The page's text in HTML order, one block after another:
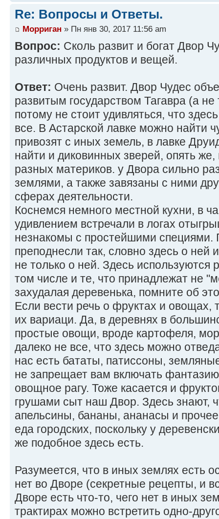
Re: Вопросы и Ответы.
Морриган » Пн янв 30, 2017 11:56 am
Вопрос: Сколь развит и богат Двор
различных продуктов и вещей.
Ответ: Очень развит. Двор Чудес
развитым государством Тагавра (а
потому не стоит удивляться, что
все. В Астарской лавке можно найти
привозят с иных земель, в лавке
найти и диковинных зверей, опять
разных материков. у Двора сильно
землями, а также завязаны с ними
сферах деятельности.
Коснемся немного местной кухни, в
удивлением встречали в логах
незнакомы с простейшими специями.
преподнесли так, словно здесь о
не только о ней. Здесь используются
том числе и те, что принадлежат не
захудалая деревенька, помните об
Если вести речь о фруктах и овощах,
их вариаци. Да, в деревнях в
простые овощи, вроде картофеля,
далеко не все, что здесь можно
нас есть бататы, патиссоны,
не запрещает вам включать
овощное рагу. Тоже касается и
грушами сыт наш Двор. Здесь знают,
апельсины, бананы, ананасы и
еда городских, поскольку у
же подобное здесь есть.
Разумеется, что в иных землях есть
нет во Дворе (секретные рецепты, и
Дворе есть что-то, чего нет в иных
трактирах можно встретить одно-